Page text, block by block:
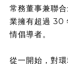
常務董事兼聯合
業擁有超過 30
情倡導者。
從一開始，對